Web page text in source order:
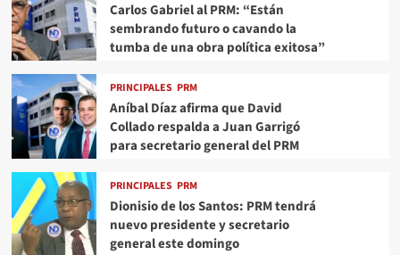
Carlos Gabriel al PRM: “Están
sembrando futuro o cavando la
tumba de una obra política exitosa”
PRINCIPALES PRM
Aníbal Díaz afirma que David
Collado respalda a Juan Garrigó
para secretario general del PRM
PRINCIPALES PRM
Dionisio de los Santos: PRM tendrá
nuevo presidente y secretario
general este domingo